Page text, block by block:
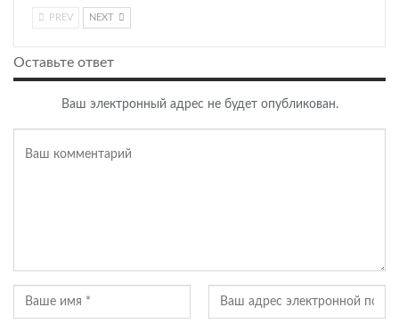
PREV NEXT
Оставьте ответ
Ваш электронный адрес не будет опубликован.